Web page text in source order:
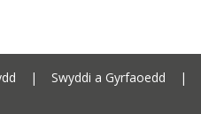
| Swyddi a Gyrfaoedd |